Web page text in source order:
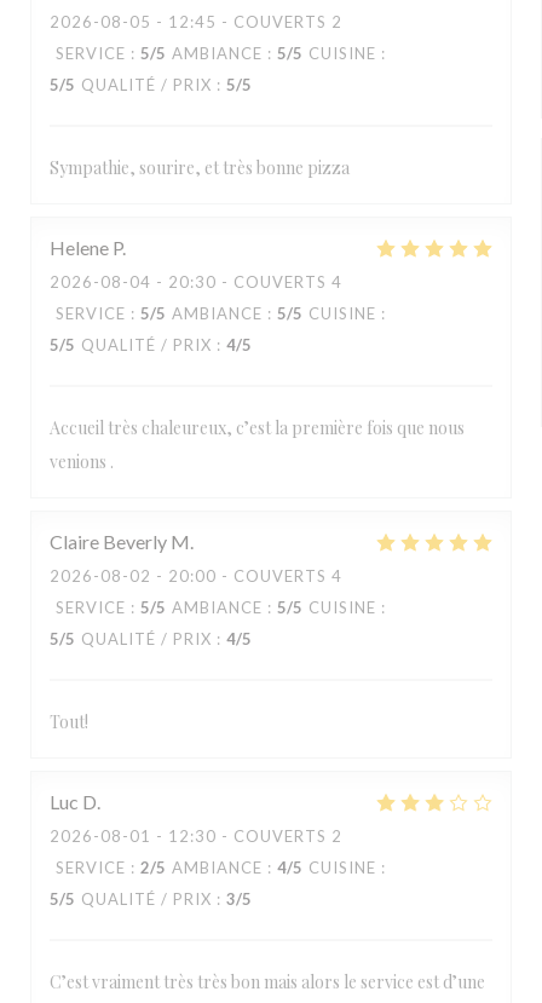
2026-08-05 - 12:45 - COUVERTS 2
SERVICE : 5/5 AMBIANCE : 5/5 CUISINE :
5/5 QUALITÉ / PRIX : 5/5
Sympathie, sourire, et très bonne pizza
Helene P
2026-08-04 - 20:30 - COUVERTS 4
SERVICE : 5/5 AMBIANCE : 5/5 CUISINE :
5/5 QUALITÉ / PRIX : 4/5
Accueil très chaleureux, c’est la première fois que nous
venions .
Claire Beverly M
2026-08-02 - 20:00 - COUVERTS 4
SERVICE : 5/5 AMBIANCE : 5/5 CUISINE :
5/5 QUALITÉ / PRIX : 4/5
Tout!
Luc D
2026-08-01 - 12:30 - COUVERTS 2
SERVICE : 2/5 AMBIANCE : 4/5 CUISINE :
5/5 QUALITÉ / PRIX : 3/5
C’est vraiment très très bon mais alors le service est d’une